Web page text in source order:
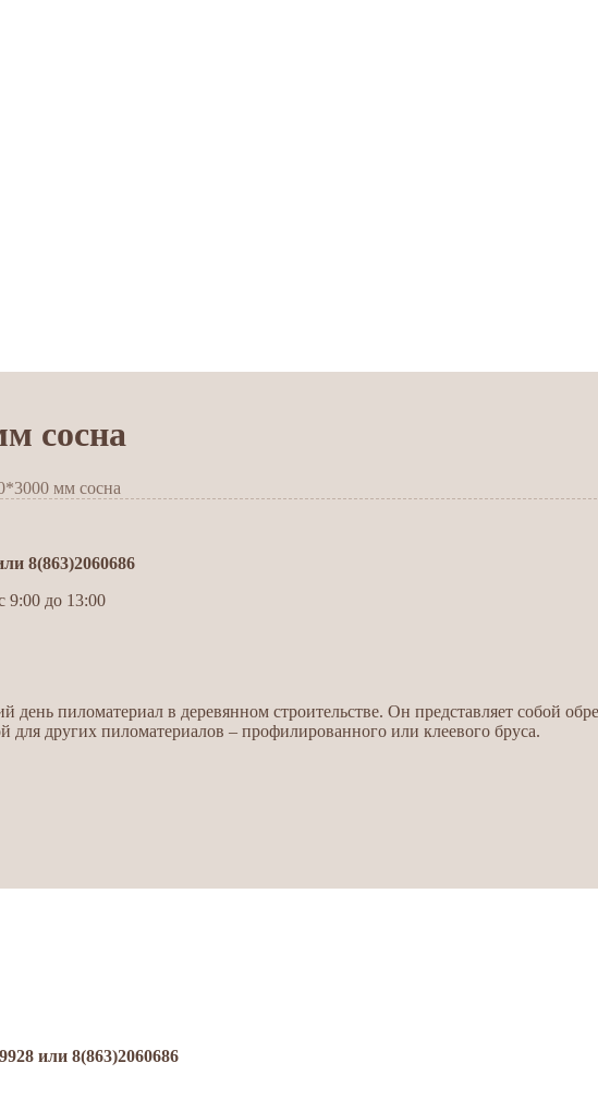
сосна
мм сосна
9:00 до 13:00
пиломатериал в деревянном строительстве. Он представляет собой
других пиломатериалов – профилированного или клеевого бруса.
или 8(863)2060686